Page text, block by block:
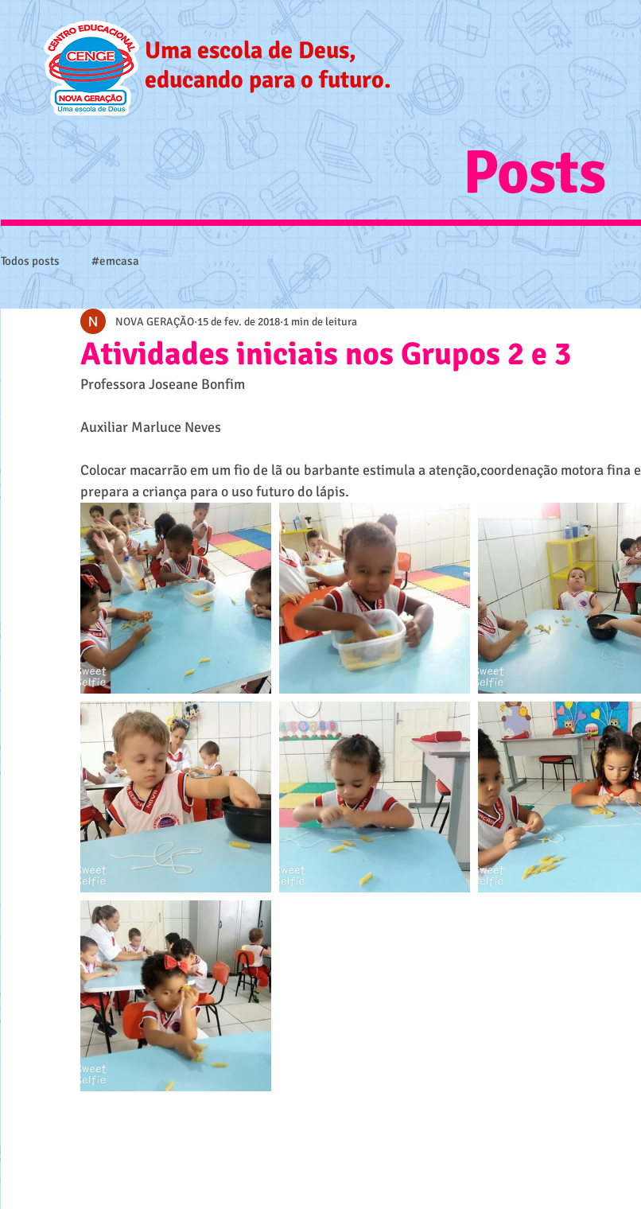
Uma escola de Deus,
educando para o futuro.
Posts
Todos posts #emcasa
Atividades iniciais nos Grupos 2 e 3
NOVA GERAÇÃO 15 de fev. de 2018 1 min de leitura
Professora Joseane Bonfim
Auxiliar Marluce Neves
Colocar macarrão em um fio de lã ou barbante estimula a atenção,coordenação motora fina e
prepara a criança para o uso futuro do lápis.